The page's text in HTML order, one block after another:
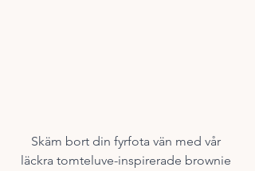
Skäm bort din fyrfota vän med vår
läckra tomteluve-inspirerade brownie